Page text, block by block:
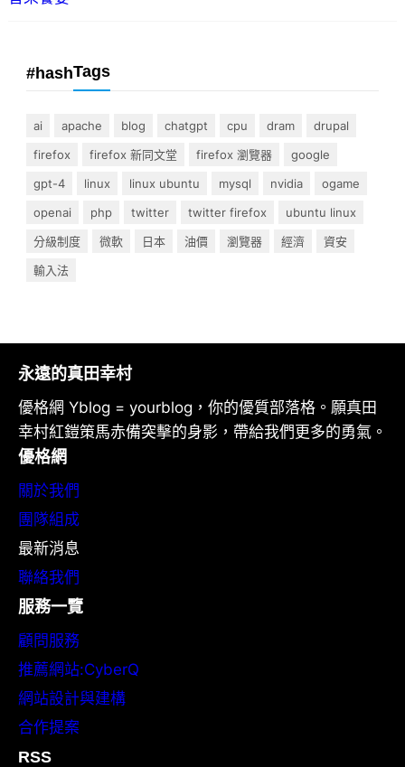
#hashTags
ai apache blog chatgpt cpu dram
drupal
firefox
firefox 新同文堂 firefox 瀏覽器
google
gpt-4
linux linux ubuntu mysql nvidia
ogame
openai
php twitter twitter firefox
ubuntu linux
分級制度
微軟 日本 油價 瀏覽器 經濟
資安
輸入法
永遠的真田幸村
優格網 Yblog = yourblog，你的優質部落格。願真田
幸村紅鎧策馬赤備突擊的身影，帶給我們更多的勇氣。
優格網
關於我們
團隊組成
最新消息
聯絡我們
服務一覽
顧問服務
推薦網站:CyberQ
網站設計與建構
合作提案
RSS